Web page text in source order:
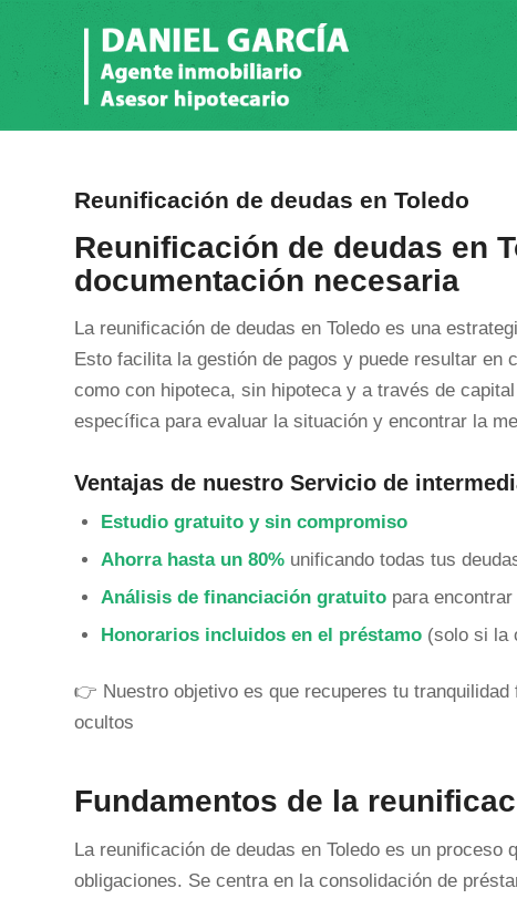
Reunificación de deudas en Toledo
Reunificación de deudas en
documentación necesaria
La reunificación de deudas en Toledo es una
Esto facilita la gestión de pagos y puede resultar
como con hipoteca, sin hipoteca y a través de
específica para evaluar la situación y encontrar la
Ventajas de nuestro Servicio de
Estudio gratuito y sin compromiso
Ahorra hasta un 80% unificando todas tus
Análisis de financiación gratuito para
Honorarios incluidos en el préstamo (solo si la
👉 Nuestro objetivo es que recuperes tu
ocultos
Fundamentos de la
La reunificación de deudas en Toledo es un
obligaciones. Se centra en la consolidación de